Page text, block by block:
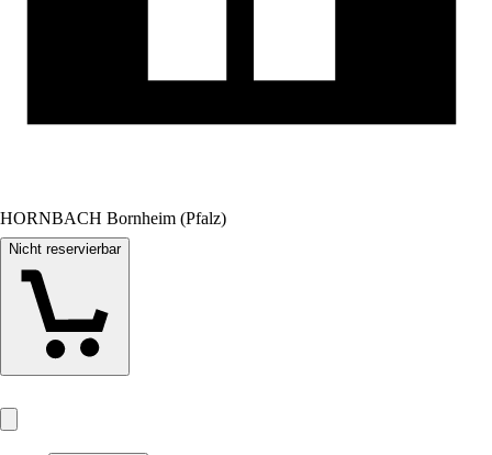
HORNBACH Bornheim (Pfalz)
Nicht reservierbar